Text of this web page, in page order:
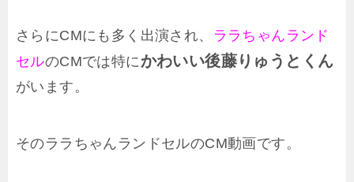
さらにCMにも多く出演され、
ララちゃんランド
セルのCMでは特にかわいい後藤りゅうとくん
がいます。
そのララちゃんランドセルのCM動画です。